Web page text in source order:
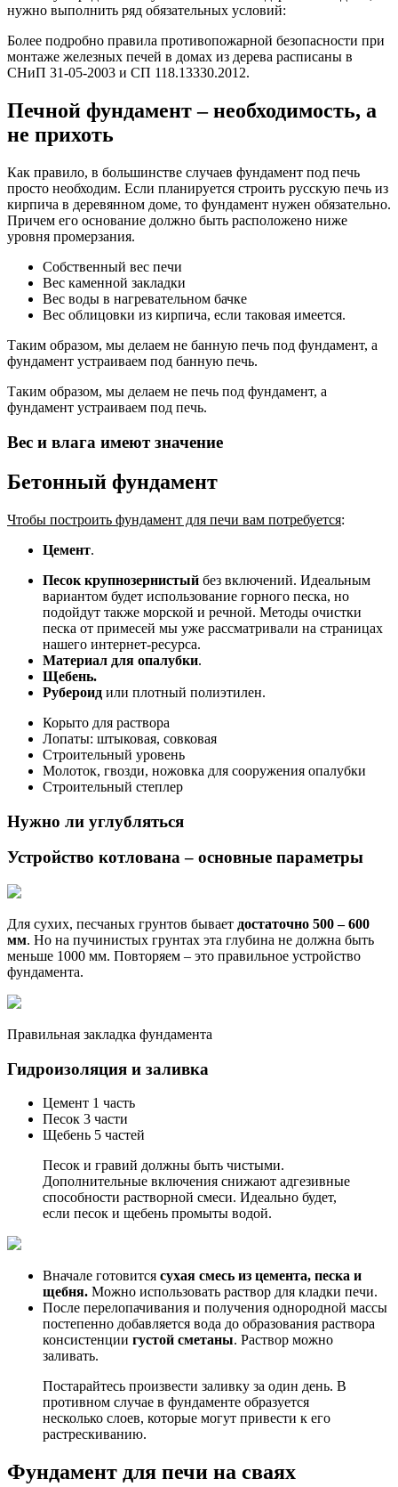
нужно выполнить ряд обязательных условий:
Более подробно правила противопожарной безопасности при
монтаже железных печей в домах из дерева расписаны в
СНиП 31-05-2003 и СП 118.13330.2012.
Печной фундамент – необходимость, а
не прихоть
Как правило, в большинстве случаев фундамент под печь
просто необходим. Если планируется строить русскую печь из
кирпича в деревянном доме, то фундамент нужен обязательно.
Причем его основание должно быть расположено ниже
уровня промерзания.
Собственный вес печи
Вес каменной закладки
Вес воды в нагревательном бачке
Вес облицовки из кирпича, если таковая имеется.
Таким образом, мы делаем не банную печь под фундамент, а
фундамент устраиваем под банную печь.
Таким образом, мы делаем не печь под фундамент, а
фундамент устраиваем под печь.
Вес и влага имеют значение
Бетонный фундамент
Чтобы построить фундамент для печи вам потребуется:
Цемент.
Песок крупнозернистый без включений. Идеальным
вариантом будет использование горного песка, но
подойдут также морской и речной. Методы очистки
песка от примесей мы уже рассматривали на страницах
нашего интернет-ресурса.
Материал для опалубки.
Щебень.
Рубероид или плотный полиэтилен.
Корыто для раствора
Лопаты: штыковая, совковая
Строительный уровень
Молоток, гвозди, ножовка для сооружения опалубки
Строительный степлер
Нужно ли углубляться
Устройство котлована – основные параметры
Для сухих, песчаных грунтов бывает достаточно 500 – 600
мм. Но на пучинистых грунтах эта глубина не должна быть
меньше 1000 мм. Повторяем – это правильное устройство
фундамента.
Правильная закладка фундамента
Гидроизоляция и заливка
Цемент 1 часть
Песок 3 части
Щебень 5 частей
Песок и гравий должны быть чистыми.
Дополнительные включения снижают адгезивные
способности растворной смеси. Идеально будет,
если песок и щебень промыты водой.
Вначале готовится сухая смесь из цемента, песка и
щебня. Можно использовать раствор для кладки печи.
После перелопачивания и получения однородной массы
постепенно добавляется вода до образования раствора
консистенции густой сметаны. Раствор можно
заливать.
Постарайтесь произвести заливку за один день. В
противном случае в фундаменте образуется
несколько слоев, которые могут привести к его
растрескиванию.
Фундамент для печи на сваях